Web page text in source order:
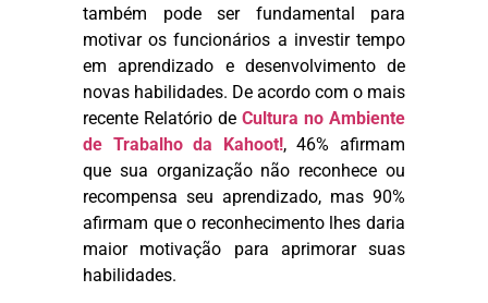
também pode ser fundamental para
motivar os funcionários a investir tempo
em aprendizado e desenvolvimento de
novas habilidades. De acordo com o mais
recente Relatório de Cultura no Ambiente
de Trabalho da Kahoot!, 46% afirmam
que sua organização não reconhece ou
recompensa seu aprendizado, mas 90%
afirmam que o reconhecimento lhes daria
maior motivação para aprimorar suas
habilidades.